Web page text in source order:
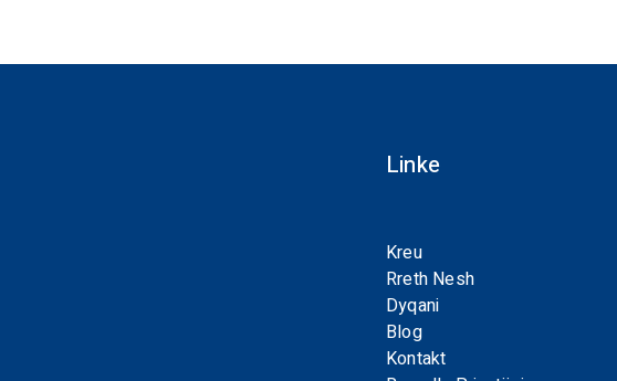
Linke
Kreu
Rreth Nesh
Dyqani
Blog
Kontakt